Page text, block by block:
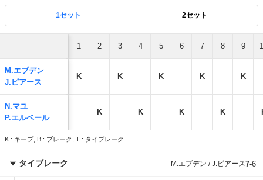
1セット 2セット
1 2 3 4 5 6 7 8 9
M.エブデン
J.ピアース
K K K K K
N.マユ
P.エルベール
K K K K
K : キープ, B : ブレーク, T : タイブレーク
タイブレーク M.エブデン / J.ピアース7-6